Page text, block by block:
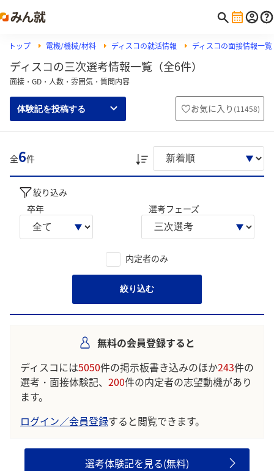
トップ 電機/機械/材料 ディスコの就活情報 ディスコの面接情報一覧
ディスコの三次選考情報一覧（全6件）
面接・GD・人数・雰囲気・質問内容
体験記を投稿する お気に入り (11458)
全6件
絞り込み
卒年
選考フェーズ
内定者のみ
絞り込む
無料の会員登録すると
ディスコには5050件の掲示板書き込みのほか243件の
選考・面接体験記、 200件の内定者の志望動機があり
ます。
ログイン／会員登録すると閲覧できます。
選考体験記を見る(無料)